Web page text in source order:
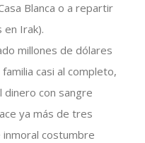
Blanca o a repartir
en Irak).
millones de dólares
casi al completo,
con sangre
ya más de tres
inmoral costumbre